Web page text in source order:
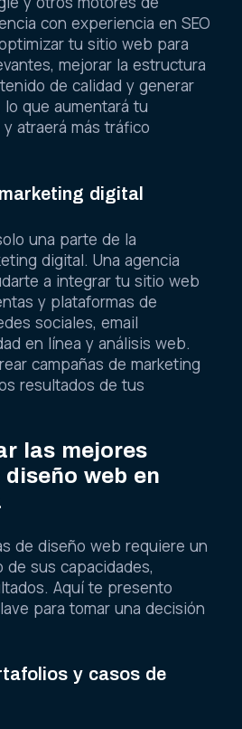
con experiencia en SEO
tu sitio web para
mejorar la estructura
de calidad y generar
que aumentará tu
atraerá más tráfico
digital
una parte de la
digital. Una agencia
a integrar tu sitio web
y plataformas de
sociales, email
en línea y análisis web.
campañas de marketing
resultados de tus
las mejores
web en
de diseño web requiere un
de sus capacidades,
Aquí te presento
para tomar una decisión
y casos de